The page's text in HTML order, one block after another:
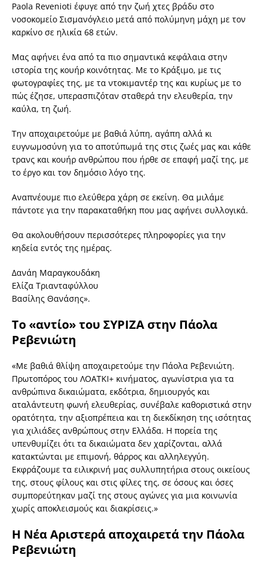
Paola Revenioti έφυγε από την ζωή χτες βράδυ στο
νοσοκομείο Σισμανόγλειο μετά από πολύμηνη μάχη με τον
καρκίνο σε ηλικία 68 ετών.
Μας αφήνει ένα από τα πιο σημαντικά κεφάλαια στην
ιστορία της κουήρ κοινότητας. Με το Κράξιμο, με τις
φωτογραφίες της, με τα ντοκιμαντέρ της και κυρίως με το
πώς έζησε, υπερασπιζόταν σταθερά την ελευθερία, την
καύλα, τη ζωή.
Την αποχαιρετούμε με βαθιά λύπη, αγάπη αλλά κι
ευγνωμοσύνη για το αποτύπωμά της στις ζωές μας και κάθε
τρανς και κουήρ ανθρώπου που ήρθε σε επαφή μαζί της, με
το έργο και τον δημόσιο λόγο της.
Αναπνέουμε πιο ελεύθερα χάρη σε εκείνη. Θα μιλάμε
πάντοτε για την παρακαταθήκη που μας αφήνει συλλογικά.
Θα ακολουθήσουν περισσότερες πληροφορίες για την
κηδεία εντός της ημέρας.
Δανάη Μαραγκουδάκη
Ελίζα Τριανταφύλλου
Βασίλης Θανάσης».
Το «αντίο» του ΣΥΡΙΖΑ στην Πάολα
Ρεβενιώτη
«Με βαθιά θλίψη αποχαιρετούμε την Πάολα Ρεβενιώτη.
Πρωτοπόρος του ΛΟΑΤΚΙ+ κινήματος, αγωνίστρια για τα
ανθρώπινα δικαιώματα, εκδότρια, δημιουργός και
αταλάντευτη φωνή ελευθερίας, συνέβαλε καθοριστικά στην
ορατότητα, την αξιοπρέπεια και τη διεκδίκηση της ισότητας
για χιλιάδες ανθρώπους στην Ελλάδα. Η πορεία της
υπενθυμίζει ότι τα δικαιώματα δεν χαρίζονται, αλλά
κατακτώνται με επιμονή, θάρρος και αλληλεγγύη.
Εκφράζουμε τα ειλικρινή μας συλλυπητήρια στους οικείους
της, στους φίλους και στις φίλες της, σε όσους και όσες
συμπορεύτηκαν μαζί της στους αγώνες για μια κοινωνία
χωρίς αποκλεισμούς και διακρίσεις.»
Η Νέα Αριστερά αποχαιρετά την Πάολα
Ρεβενιώτη